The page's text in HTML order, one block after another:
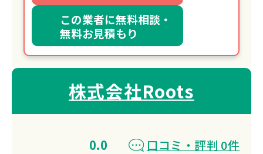
この業者に無料相談・
無料お見積もり
株式会社Roots
0.0
口コミ・評判 0件